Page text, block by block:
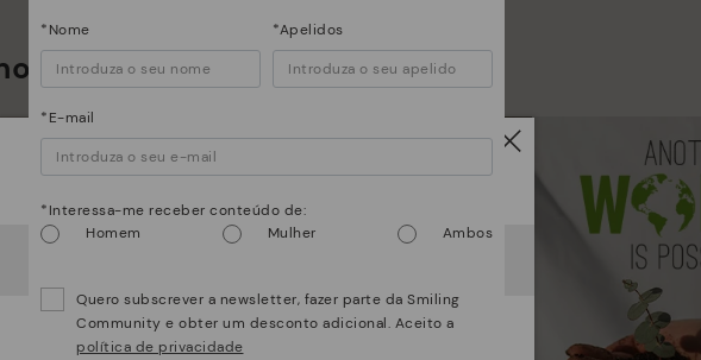
*Envios gratuitos para
gratuitas. Prazo de
subscritos à newsletter
muito mais do que sapatos
Atenção!
USAe vai aceder no Portugal.
¡UPS! FOI UM LAPSO, CONTINUO EM USA
*Nome *Apelidos
*E-mail
*Interessa-me receber conteúdo de:
Homem
Mulher Ambos
Quero subscrever a newsletter, fazer parte da Smiling
Community e obter um desconto adicional. Aceito a
política de privacidade